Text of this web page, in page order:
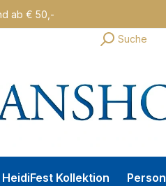
ab € 50,-
Suche
HeidiFest Kollektion